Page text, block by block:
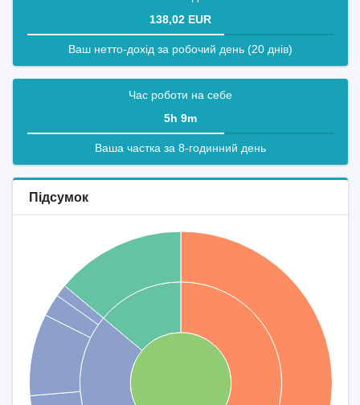
138,02 EUR
Ваш нетто-дохід за робочий день (20 днів)
Час роботи на себе
5h 9m
Ваша частка за 8-годинний день
Підсумок